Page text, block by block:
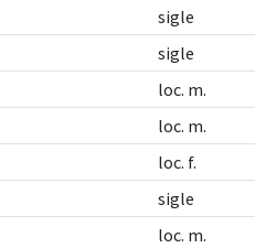
sigle
sigle
loc. m.
loc. m.
loc. f.
sigle
loc. m.